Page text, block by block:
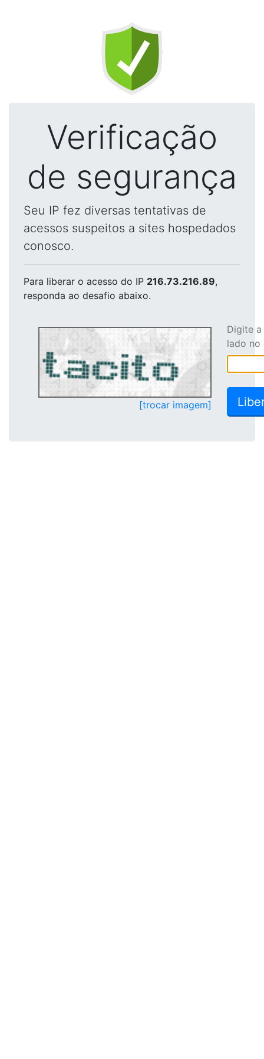
Verificação
de segurança
Seu IP fez diversas tentativas de
acessos suspeitos a sites hospedados
conosco.
Para liberar o acesso do IP 216.73.216.89,
responda ao desafio abaixo.
[trocar imagem]
Digite
lado no